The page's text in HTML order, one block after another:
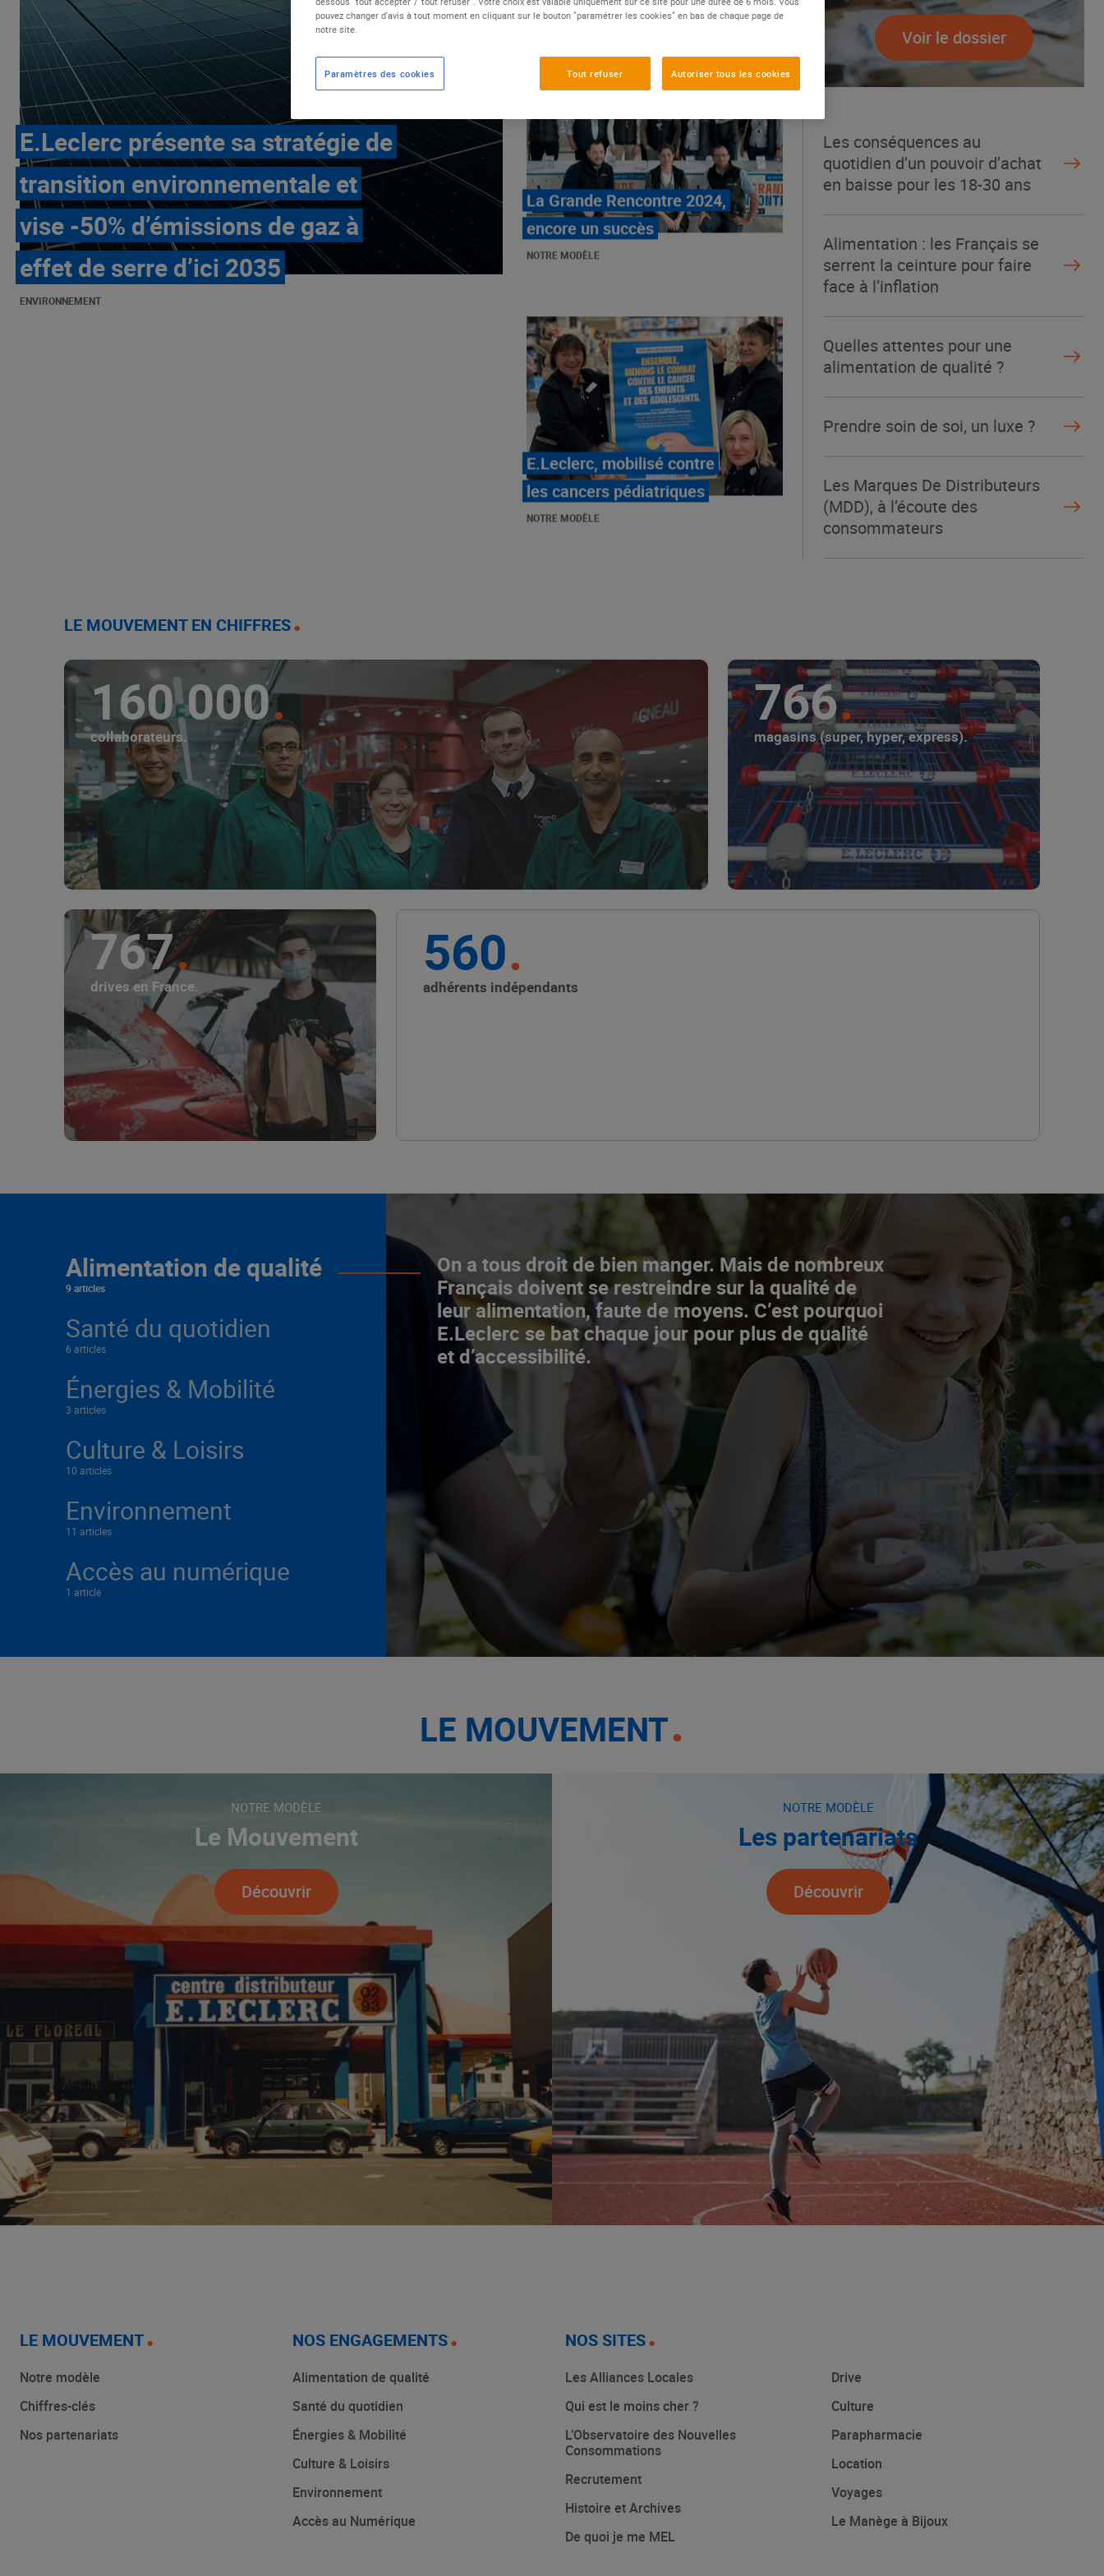
E.Leclerc présente sa stratégie de
transition environnementale et
vise -50% d’émissions de gaz à
effet de serre d’ici 2035
ENVIRONNEMENT
E.Leclerc, mobilisé contre
les cancers pédiatriques
NOTRE MODÈLE
LE MOUVEMENT
E.LECLERC ET SES
COMBATS
NOTRE MODÈLE
« Repérage » - La nouvelle
revue de tendances de
Marque Repère
ALIMENTATION DE QUALITÉ
producteurs avec les
L’ascenceur social
fonctionne chez E.Leclerc !
NOTRE MODÈLE
La Grande Rencontre 2024,
Voir le dossier
Les conséquences au
quotidien d’un pouvoir d’achat
en baisse pour les 18-30 ans
Alimentation : les Français se
serrent la ceinture pour faire
face à l’inflation
Quelles attentes pour une
alimentation de qualité ?
Prendre soin de soi, un luxe ?
Les Marques De Distributeurs
(MDD), à l’écoute des
consommateurs
LE MOUVEMENT EN CHIFFRES
160 000
collaborateurs.
766
magasins (super, hyper, express).
767
drives en France.
560
adhérents indépendants
Alimentation de qualité
9 articles
On a tous droit de bien manger. Mais de nombreux
Français doivent se restreindre sur la qualité de
leur alimentation, faute de moyens. C’est pourquoi
E.Leclerc se bat chaque jour pour plus de qualité
et d’accessibilité.
Santé du quotidien
6 articles
Énergies & Mobilité
3 articles
Culture & Loisirs
10 articles
Environnement
11 articles
Accès au numérique
1 article
LE MOUVEMENT
NOTRE MODÈLE
Le Mouvement
Découvrir
NOTRE MODÈLE
Les partenariats
Découvrir
LE MOUVEMENT
Notre modèle
Chiffres-clés
Nos partenariats
NOS ENGAGEMENTS
Alimentation de qualité
Santé du quotidien
Énergies & Mobilité
Culture & Loisirs
Environnement
Accès au Numérique
NOS SITES
Les Alliances Locales
Qui est le moins cher ?
L’Observatoire des Nouvelles
Consommations
Recrutement
Histoire et Archives
De quoi je me MEL
Drive
Culture
Parapharmacie
Location
Voyages
Le Manège à Bijoux
pouvez changer d'avis à tout moment en cliquant sur le bouton "paramétrer les cookies" en bas de chaque page de
notre site.
Tout refuser Autoriser tous les cookies
Paramètres des cookies